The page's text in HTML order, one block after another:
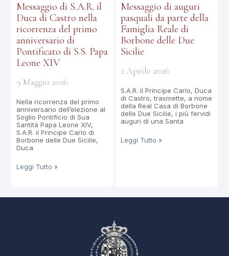
Messaggio di S.A.R. il
Duca di Castro nella
ricorrenza del primo
anniversario di
Pontificato di S.S. Papa
Leone XIV
9 Maggio 2026
Nella ricorrenza del primo
anniversario dell’elezione al
Soglio Pontificio di Sua
Santità Papa Leone XIV,
S.A.R. il Principe Carlo di
Borbone delle Due Sicilie,
Duca
Leggi Tutto »
Messaggio di auguri
pasquali da parte della
Famiglia Reale di
Borbone delle Due
Sicilie
2 Aprile 2026
S.A.R. il Principe Carlo, Duca
di Castro, trasmette, a nome
della Real Casa di Borbone
delle Due Sicilie, i più fervidi
auguri di una Santa
Leggi Tutto »